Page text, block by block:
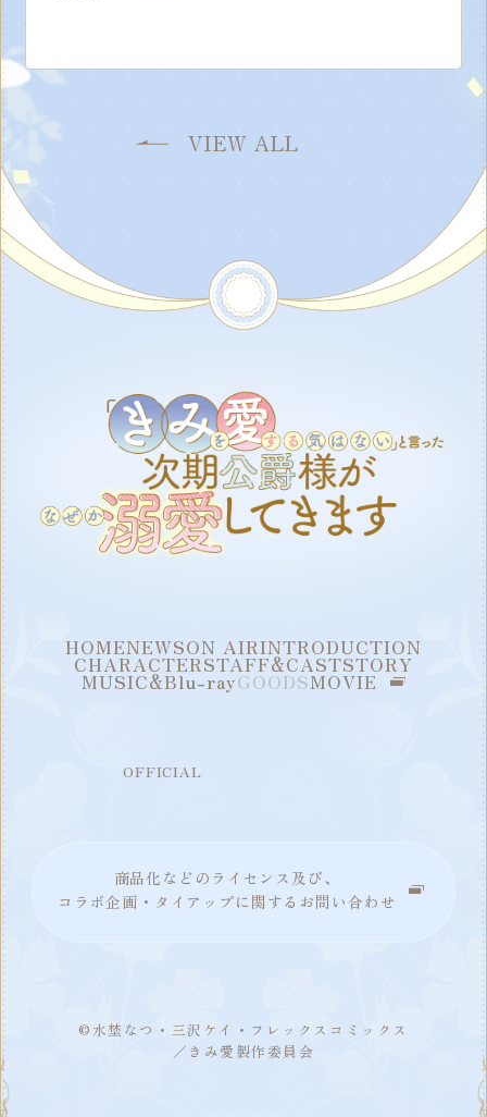
VIEW ALL
HOMENEWSON AIRINTRODUCTION
CHARACTERSTAFF&CASTSTORY
MUSIC&Blu-rayGOODSMOVIE
OFFICIAL
商品化などのライセンス及び、
コラボ企画・タイアップに関するお問い合わせ
©水埜なつ・三沢ケイ・フレックスコミックス
／きみ愛製作委員会